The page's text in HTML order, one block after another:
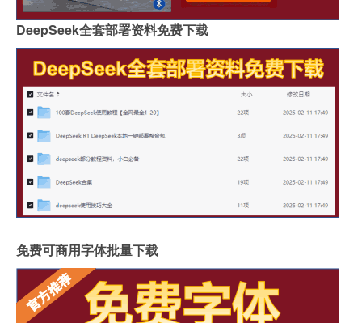
DeepSeek全套部署资料免费下载
免费可商用字体批量下载